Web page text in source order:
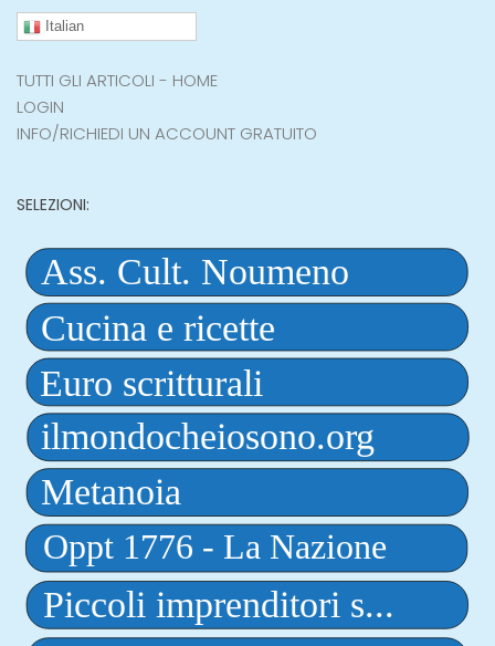
Italian
TUTTI GLI ARTICOLI - HOME
LOGIN
INFO/RICHIEDI UN ACCOUNT GRATUITO
SELEZIONI: